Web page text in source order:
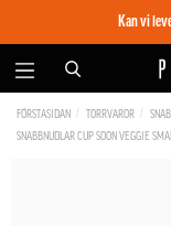
Kan vi
FÖRSTASIDAN TORRVAROR
SNABBNUDLAR CUP SOON VEGGIE